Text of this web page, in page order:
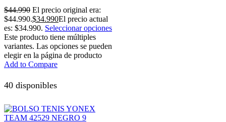
$44.990 El precio original era:
$44.990.$34.990El precio actual
es: $34.990. Seleccionar opciones
Este producto tiene múltiples
variantes. Las opciones se pueden
elegir en la página de producto
Add to Compare
40 disponibles